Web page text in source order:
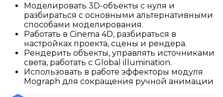
Моделировать 3D-объекты с нуля и
разбираться с основными альтернативными
способами моделирования.
Работать в Cinema 4D, разбираться в
настройках проекта, сцены и рендера.
Рендерить объекты, управлять источниками
света, работать с Global illumination.
Использовать в работе эффекторы модуля
Mograph для сокращения ручной анимации